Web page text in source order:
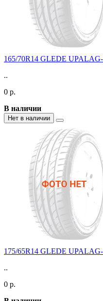
165/70R14 GLEDE UPALAG-
..
0 р.
В наличии
Нет в наличии
175/65R14 GLEDE UPALAG-
..
0 р.